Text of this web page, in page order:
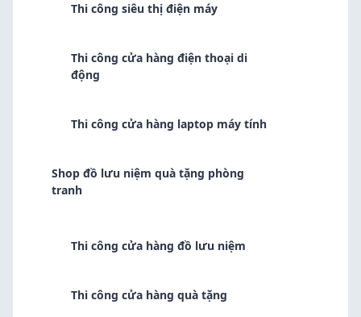
Thi công siêu thị điện máy
Thi công cửa hàng điện thoại di
động
Thi công cửa hàng laptop máy tính
Shop đồ lưu niệm quà tặng phòng
tranh
Thi công cửa hàng đồ lưu niệm
Thi công cửa hàng quà tặng